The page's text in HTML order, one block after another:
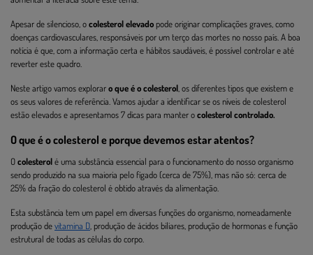
Apesar de silencioso, ocolesterol elevadopode originar complicações graves, como
doenças cardiovasculares, responsáveis por um terço das mortes no nosso país. A boa
notícia é que, com a informação certa e hábitos saudáveis, é possível controlar e até
reverter este quadro.
Neste artigo vamos exploraro que é o colesterol , os diferentes tipos que existem e
os seus valores de referência. Vamos ajudar a identificar se os níveis de colesterol
estão elevados e apresentamos 7 dicas para manter ocolesterol controlado.
O que é o colesterol e porque devemos estar atentos?
Ocolesterolé uma substância essencial para o funcionamento do nosso organismo
sendo produzido na sua maioria pelo fígado (cerca de 75%), mas não só: cerca de
25% da fração do colesterol é obtido através da alimentação.
Esta substância tem um papel em diversas funções do organismo, nomeadamente
produção devitamina D , produção de ácidos biliares, produção de hormonas e função
estrutural de todas as células do corpo.